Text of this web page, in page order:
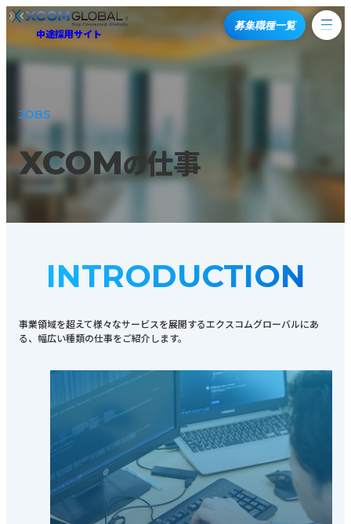
中途採用サイト
募集職種一覧
JOBS
XCOMの仕事
INTRODUCTION
事業領域を超えて様々なサービスを展開するエクスコムグローバルにあ
る、 幅広い種類の仕事をご紹介します。